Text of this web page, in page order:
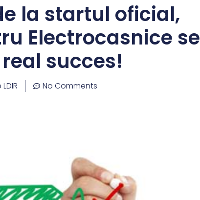
la startul oficial,
Electrocasnice se
succes!
No Comments